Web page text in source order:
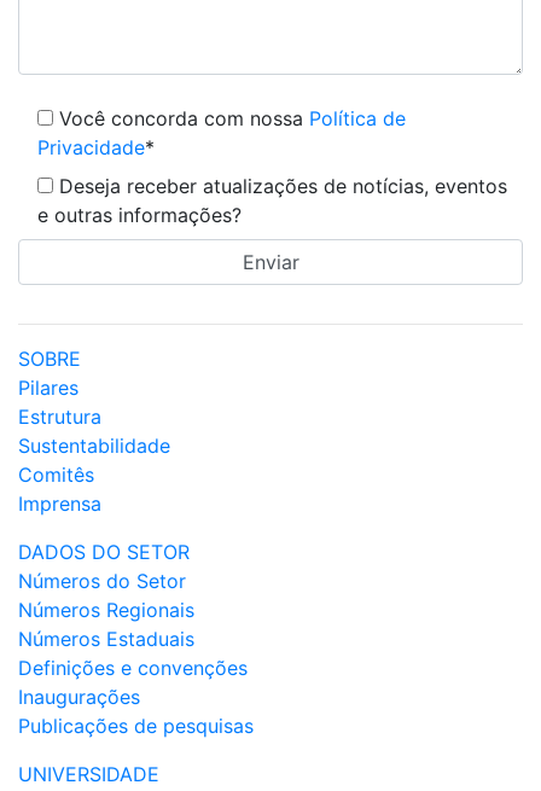
Você concorda com nossa Política de
Privacidade*
Deseja receber atualizações de notícias, eventos
e outras informações?
SOBRE
Pilares
Estrutura
Sustentabilidade
Comitês
Imprensa
DADOS DO SETOR
Números do Setor
Números Regionais
Números Estaduais
Definições e convenções
Inaugurações
Publicações de pesquisas
UNIVERSIDADE